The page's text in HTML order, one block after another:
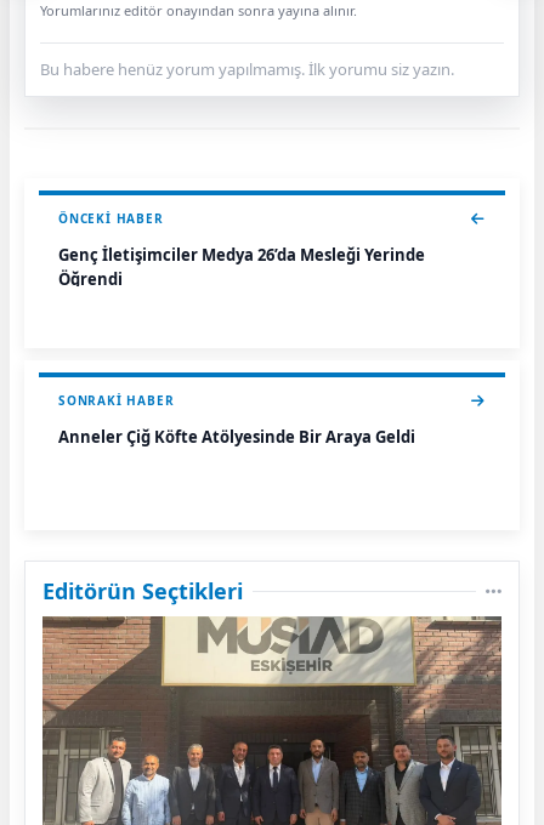
Yorumlarınız editör onayından sonra yayına alınır.
Bu habere henüz yorum yapılmamış. İlk yorumu siz yazın.
ÖNCEKI HABER
Genç İletişimciler Medya 26’da Mesleği Yerinde
Öğrendi
SONRAKI HABER
Anneler Çiğ Köfte Atölyesinde Bir Araya Geldi
Editörün Seçtikleri